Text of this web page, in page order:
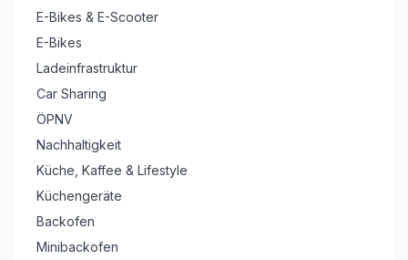
E-Bikes & E-Scooter
E-Bikes
Ladeinfrastruktur
Car Sharing
ÖPNV
Nachhaltigkeit
Küche, Kaffee & Lifestyle
Küchengeräte
Backofen
Minibackofen